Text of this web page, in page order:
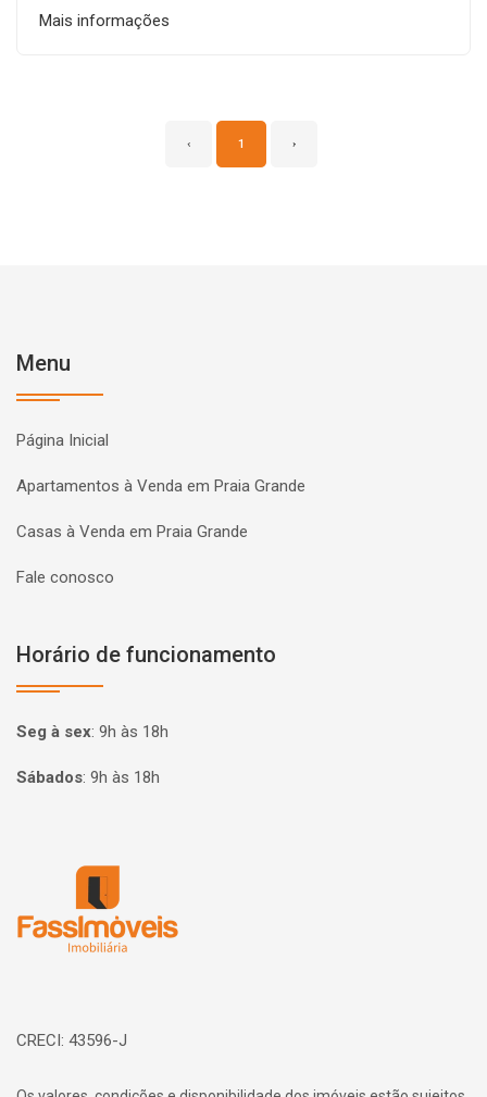
Mais informações
‹ 1 ›
Menu
Página Inicial
Apartamentos à Venda em Praia Grande
Casas à Venda em Praia Grande
Fale conosco
Horário de funcionamento
Seg à sex: 9h às 18h
Sábados: 9h às 18h
CRECI: 43596-J